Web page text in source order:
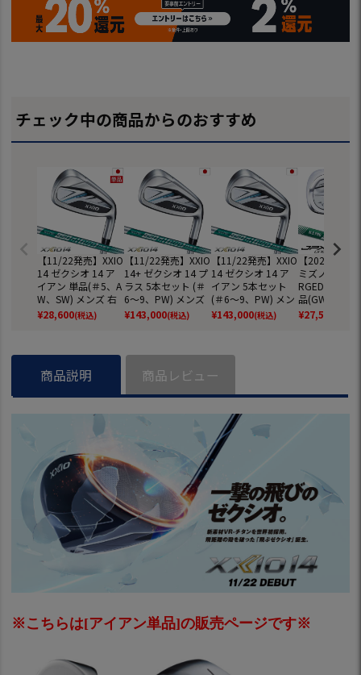
チェック中の商品からのおすすめ
【11/22発売】XXIO
14 ゼクシオ 14 ア
イアン 単品(＃5、A
W、SW) メンズ 右
用 N.S.PRO 850GH
neo DST スチール
品
¥28,600(税込)
【11/22発売】XXIO
14+ ゼクシオ 14 プ
ラス 5本セット (＃
6～9、PW) メンズ
右用 N.S.PRO 950G
H neo DST スチー
¥143,000(税込)
【11/22発売】XXIO
14 ゼクシオ 14 ア
イアン 5本セット
(＃6～9、PW) メン
ズ 右用 N.S.PRO 85
0GH neo DST スチ
正規品
¥143,000(税込)
【2026年3月
ミズノ JPX
RGED アイア
品(GW,SW)
右用
o スチールシ
¥27,500
商品説明 商品レビュー
※こちらは[アイアン単品]の販売ページです※